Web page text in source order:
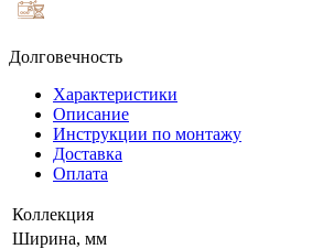
Долговечность
Характеристики
Описание
Инструкции по монтажу
Доставка
Оплата
Коллекция
Ширина, мм